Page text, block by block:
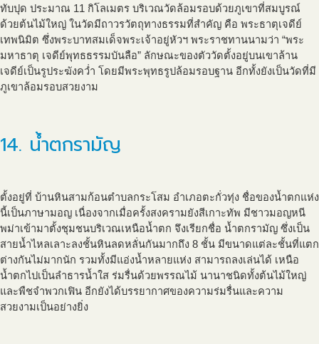
ทับปุด ประมาณ 11 กิโลเมตร บริเวณวัดล้อมรอบด้วยภูเขาที่สมบูรณ์
ด้วยต้นไม้ใหญ่ ในวัดมีถาวรวัตถุทางธรรมที่สำคัญ คือ พระธาตุเจดีย์
เทพนิมิต ซึ่งพระบาทสมเด็จพระเจ้าอยู่หัวฯ พระราชทานนามว่า “พระ
มหาธาตุ เจดีย์พุทธธรรมบันลือ” ลักษณะของตัววัดตั้งอยู่บนเขาล้าน
เจดีย์เป็นรูประฆังคว่ำ โดยมีพระพุทธรูปล้อมรอบฐาน อีกทั้งยังเป็นวัดที่มี
ภูเขาล้อมรอบสวยงาม
14. น้ำตกรามัญ
ตั้งอยู่ที่ บ้านหินสามก้อนตำบลกระโสม อำเภอตะกั่วทุ่ง ชื่อของน้ำตกแห่ง
นี้เป็นภาษามอญ เนื่องจากเมื่อครั้งสงครามยังสีเกาะทัพ มีชาวมอญหนี
พม่าเข้ามาตั้งชุมชนบริเวณเหนือน้ำตก จึงเรียกชื่อ น้ำตกรามัญ ซึ่งเป็น
สายน้ำไหลเลาะลงชั้นหินลดหลั่นกันมากถึง 8 ชั้น มีขนาดแต่ละชั้นที่แตก
ต่างกันไม่มากนัก รวมทั้งมีแอ่งน้ำหลายแห่ง สามารถลงเล่นได้ เหนือ
น้ำตกไปเป็นลำธารน้ำใส ร่มรื่นด้วยพรรณไม้ นานาชนิดทั้งต้นไม้ใหญ่
และพืชจำพวกเฟิน อีกยังได้บรรยากาศของความร่มรื่นและความ
สวยงามเป็นอย่างยิ่ง